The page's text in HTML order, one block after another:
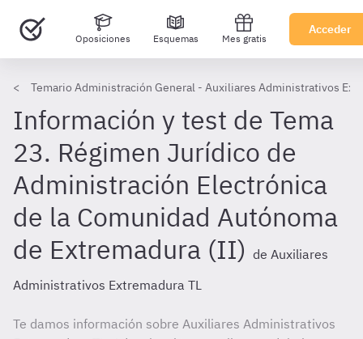
Oposiciones Esquemas Mes gratis
Acceder
Temario Administración General - Auxiliares Administrativos
Información y test de Tema
23. Régimen Jurídico de
Administración Electrónica
de la Comunidad Autónoma
de Extremadura (II) de Auxiliares
Administrativos Extremadura TL
Te damos información sobre Auxiliares Administrativos